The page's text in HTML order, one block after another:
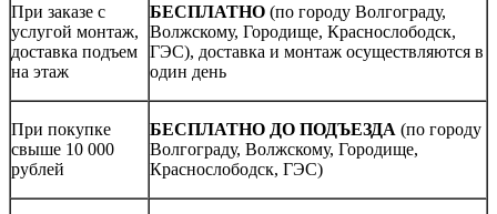
При заказе с
услугой монтаж,
доставка подъем
на этаж
БЕСПЛАТНО (по городу Волгограду,
Волжскому, Городище, Краснослободск,
ГЭС), доставка и монтаж осуществляются в
один день
При покупке
свыше 10 000
рублей
БЕСПЛАТНО ДО ПОДЪЕЗДА (по городу
Волгограду, Волжскому, Городище,
Краснослободск, ГЭС)